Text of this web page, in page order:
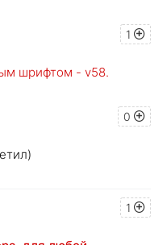
1
шрифтом - v58.
0
1